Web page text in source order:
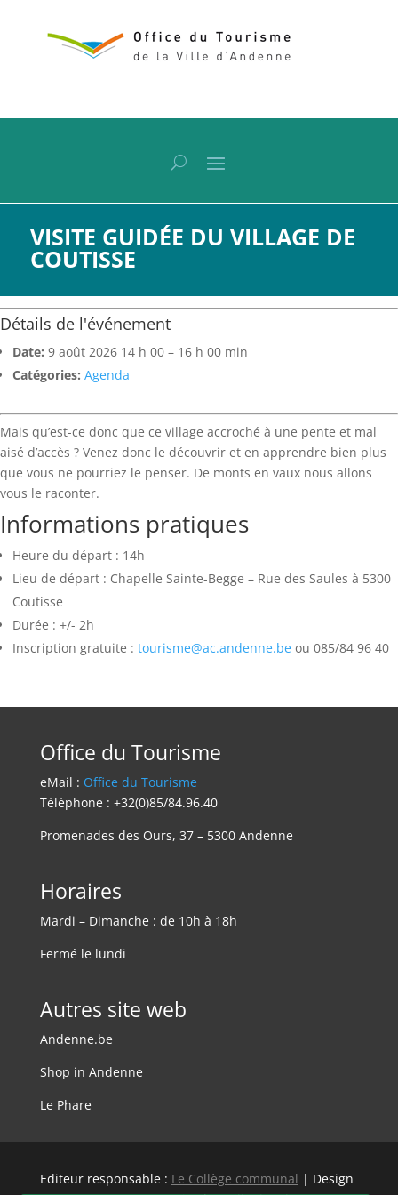
VISITE GUIDÉE DU VILLAGE DE
COUTISSE
Détails de l'événement
Date: 9 août 2026 14 h 00 – 16 h 00 min
Catégories: Agenda
Mais qu’est-ce donc que ce village accroché à une pente et mal
aisé d’accès ? Venez donc le découvrir et en apprendre bien plus
que vous ne pourriez le penser. De monts en vaux nous allons
vous le raconter.
Informations pratiques
Heure du départ : 14h
Lieu de départ : Chapelle Sainte-Begge – Rue des Saules à 5300
Coutisse
Durée : +/- 2h
Inscription gratuite : tourisme@ac.andenne.be ou 085/84 96 40
Office du Tourisme
eMail : Office du Tourisme
Téléphone : +32(0)85/84.96.40
Promenades des Ours, 37 – 5300 Andenne
Horaires
Mardi – Dimanche : de 10h à 18h
Fermé le lundi
Autres site web
Andenne.be
Shop in Andenne
Le Phare
Editeur responsable : Le Collège communal | Design